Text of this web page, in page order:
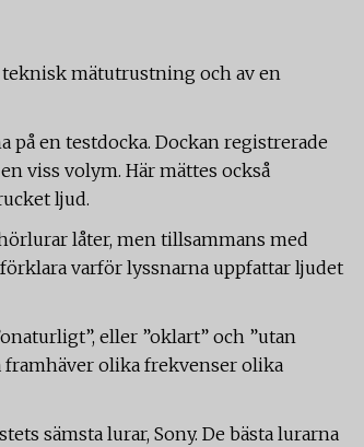
mätutrustning och av en
en testdocka. Dockan registrerade
viss volym. Här mättes också
ljud.
låter, men tillsammans med
varför lyssnarna uppfattar ljudet
eller ”oklart” och ”utan
framhäver olika frekvenser olika
sämsta lurar, Sony. De bästa lurarna